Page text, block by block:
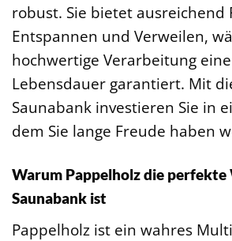
robust. Sie bietet ausreichend
Entspannen und Verweilen,
hochwertige Verarbeitung
Lebensdauer garantiert. Mit
Saunabank investieren Sie in
dem Sie lange Freude haben
Warum Pappelholz die
Saunabank ist
Pappelholz ist ein wahres